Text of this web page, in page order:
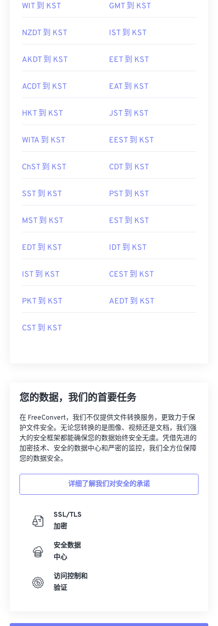
WIT 到 KST GMT 到 KST
NZDT 到 KST IST 到 KST
AKDT 到 KST EET 到 KST
ACDT 到 KST EAT 到 KST
HKT 到 KST JST 到 KST
WITA 到 KST EEST 到 KST
ChST 到 KST CDT 到 KST
SST 到 KST PST 到 KST
MST 到 KST EST 到 KST
EDT 到 KST IDT 到 KST
IST 到 KST CEST 到 KST
PKT 到 KST AEDT 到 KST
CST 到 KST
您的数据，我们的首要任务
在 FreeConvert，我们不仅提供文件转换服务，更致力于保
护文件安全。无论您转换的是图像、视频还是文档，我们强
大的安全框架都能确保您的数据始终安全无虞。凭借先进的
加密技术、安全的数据中心和严密的监控，我们全方位保障
您的数据安全。
详细了解我们对安全的承诺
SSL/TLS
加密
安全数据
中心
访问控制和
验证